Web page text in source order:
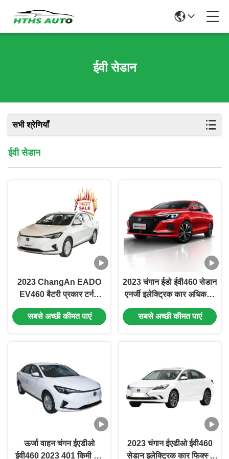
ईवी सेडान
सभी श्रेणियाँ
ईवी सेडान
2023 ChangAn EADO
EV460 बैटरी प्रकार टर्नरी
लिथियम आयन बैटरी फिक्स्ड
गियर अनुपात गियरबॉक्स सेडान
सबसे अच्छी कीमत पाएं
2023 चंगान ईडो ईवी460 सेडान
एनर्जी इलेक्ट्रिक कार अधिकतम
शक्ति 100 किलोवाट और
अधिकतम टॉर्क 245 एन.एम.
सबसे अच्छी कीमत पाएं
ऊर्जा वाहन चंगन ईएडीओ
ईवी460 2023 401 किमी शुद्ध
2023 चंगान ईएडीओ ईवी460
सेडान इलेक्ट्रिक कार फिक्स्ड